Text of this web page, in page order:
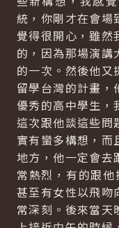
統，你剛才在會場
覺得很開心，雖然
的，因為那場演講
的一次。然後他又
留學台灣的計畫，
優秀的高中學生，
這次跟他談這些問
實有蠻多構想，而
地方，他一定會去
常熱烈，有的跟他
甚至有女性以飛吻
常深刻。後來當天